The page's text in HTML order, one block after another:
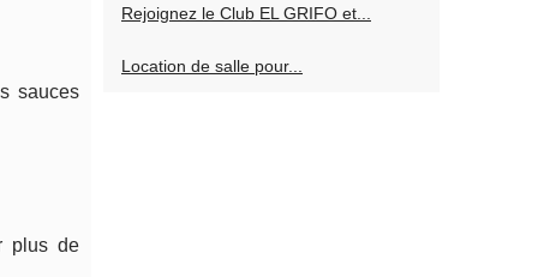
sauces
plus de
Rejoignez le Club EL GRIFO et...
Location de salle pour...